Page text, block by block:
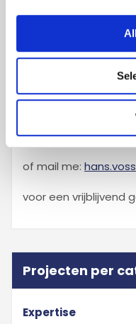
Bel me:+31 6 31 64
of mail me:
voor een vrijblijvend
Projecten per
Expertise